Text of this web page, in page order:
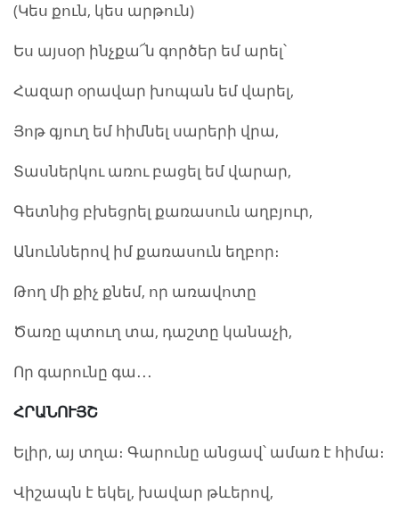
(Կես քուն, կես արթուն)
Ես այսօր ինչքա՜ն գործեր եմ արել՝
Հազար օրավար խոպան եմ վարել,
Յոթ գյուղ եմ հիմնել սարերի վրա,
Տասներկու առու բացել եմ վարար,
Գետնից բխեցրել քառասուն աղբյուր,
Անուններով իմ քառասուն եղբոր։
Թող մի քիչ քնեմ, որ առավոտը
Ծառը պտուղ տա, դաշտը կանաչի,
Որ գարունը գա․․․
ՀՐԱՆՈՒՅՇ
Ելիր, այ տղա։ Գարունը անցավ՝ ամառ է հիմա։
Վիշապն է եկել, խավար թևերով,